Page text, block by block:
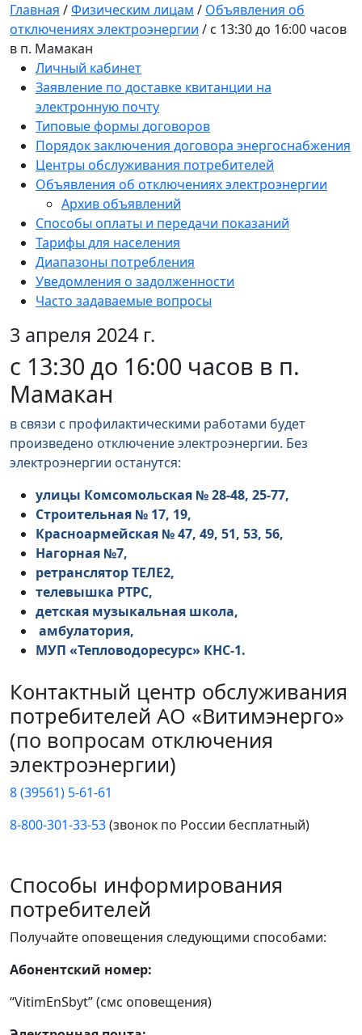
Главная /Физическим лицам / Объявления об
отключениях электроэнергии / с 13:30 до 16:00 часов
в п. Мамакан
Личный кабинет
Заявление по доставке квитанции на
электронную почту
Типовые формы договоров
Порядок заключения договора энергоснабжения
Центры обслуживания потребителей
Объявления об отключениях электроэнергии
Архив объявлений
Способы оплаты и передачи показаний
Тарифы для населения
Диапазоны потребления
Уведомления о задолженности
Часто задаваемые вопросы
3 апреля 2024 г.
с 13:30 до 16:00 часов в п.
Мамакан
в связи с профилактическими работами будет
произведено отключение электроэнергии. Без
электроэнергии останутся:
улицы Комсомольская № 28-48, 25-77,
Строительная № 17, 19,
Красноармейская № 47, 49, 51, 53, 56,
Нагорная №7,
ретранслятор ТЕЛЕ2,
телевышка РТРС,
детская музыкальная школа,
амбулатория,
МУП «Тепловодоресурс» КНС-1.
Контактный центр обслуживания
потребителей АО «Витимэнерго»
(по вопросам отключения
электроэнергии)
8 (39561) 5-61-61
8-800-301-33-53(звонок по России бесплатный)
Способы информирования
потребителей
Получайте оповещения следующими способами:
Абонентский номер:
“VitimEnSbyt” (смс оповещения)